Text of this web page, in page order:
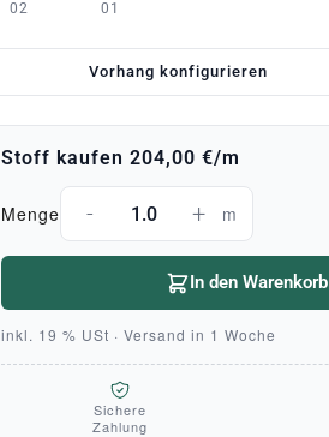
02 01
Vorhang konfigurieren
Stoff kaufen 204,00 €/m
Menge - + m
In den Warenkorb
inkl. 19 % USt · Versand in 1 Woche
Sichere
Zahlung